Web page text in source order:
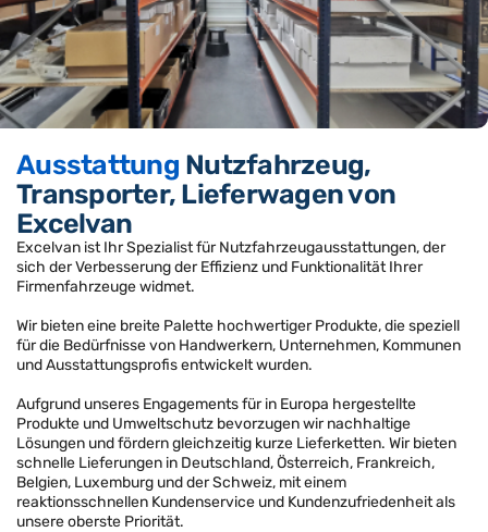
Ausstattung Nutzfahrzeug,
Transporter, Lieferwagen von
Excelvan
Excelvan ist Ihr Spezialist für Nutzfahrzeugausstattungen, der
sich der Verbesserung der Effizienz und Funktionalität Ihrer
Firmenfahrzeuge widmet.
Wir bieten eine breite Palette hochwertiger Produkte, die speziell
für die Bedürfnisse von Handwerkern, Unternehmen, Kommunen
und Ausstattungsprofis entwickelt wurden.
Aufgrund unseres Engagements für in Europa hergestellte
Produkte und Umweltschutz bevorzugen wir nachhaltige
Lösungen und fördern gleichzeitig kurze Lieferketten. Wir bieten
schnelle Lieferungen in Deutschland, Österreich, Frankreich,
Belgien, Luxemburg und der Schweiz, mit einem
reaktionsschnellen Kundenservice und Kundenzufriedenheit als
unsere oberste Priorität.